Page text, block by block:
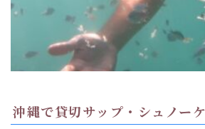
沖縄で貸切サップ・シュノー